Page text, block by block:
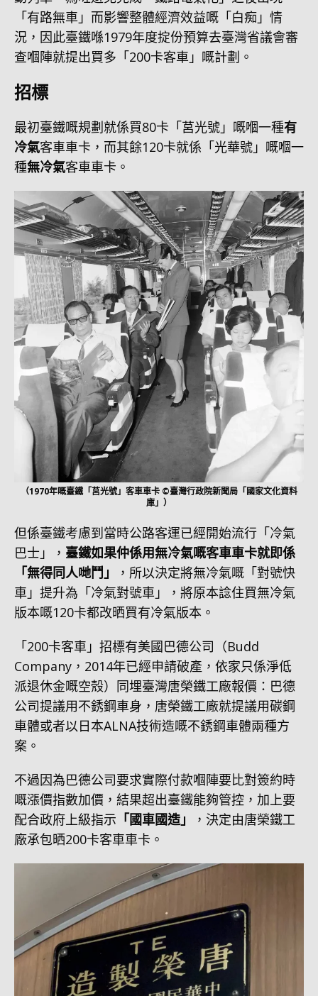
「有路無車」而影響整體經濟效益嘅「白痴」情
況，因此臺鐵喺1979年度掟份預算去臺灣省議會審
查嗰陣就提出買多「200卡客車」嘅計劃。
招標
最初臺鐵嘅規劃就係買80卡「莒光號」嘅嗰一種有
冷氣客車車卡，而其餘120卡就係「光華號」嘅嗰一
種無冷氣客車車卡。
（1970年嘅臺鐵「莒光號」客車車卡 ©臺灣行政院新聞局「國家文化資料
庫」）
但係臺鐵考慮到當時公路客運已經開始流行「冷氣
巴士」， 臺鐵如果仲係用無冷氣嘅客車車卡就即係
「無得同人哋鬥」
，所以決定將無冷氣嘅「對號快
車」提升為「冷氣對號車」，將原本諗住買無冷氣
版本嘅120卡都改晒買有冷氣版本。
「200卡客車」招標有美國巴德公司（Budd
Company，2014年已經申請破產，依家只係淨低
派退休金嘅空殼）同埋臺灣唐榮鐵工廠報價：巴德
公司提議用不銹鋼車身，唐榮鐵工廠就提議用碳鋼
車體或者以日本ALNA技術造嘅不銹鋼車體兩種方
案。
不過因為巴德公司要求實際付款嗰陣要比對簽約時
嘅漲價指數加價，結果超出臺鐵能夠管控，加上要
配合政府上級指示 「國車國造」
，決定由唐榮鐵工
廠承包晒200卡客車車卡。